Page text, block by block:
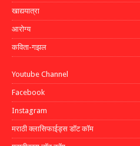
खाद्ययात्रा
आरोग्य
कविता-गझल
Youtube Channel
Facebook
Instagram
मराठी क्लासिफाईड्स डॉट कॉम